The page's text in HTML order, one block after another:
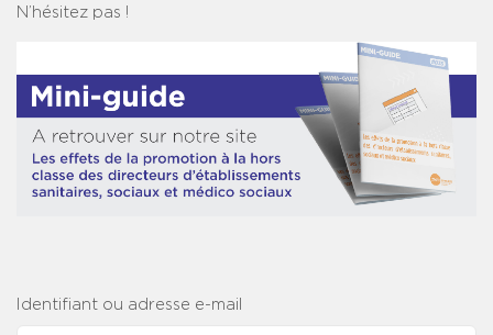
N’hésitez pas !
Identifiant ou adresse e-mail